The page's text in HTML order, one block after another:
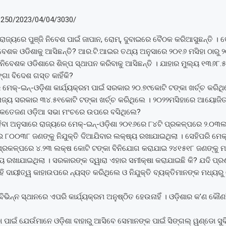
2023/04/04/3030/
ପୁଞ୍ଜି ନିବେଶ ପାଇଁ ଜାପାନ, ରୋମ୍‌, ଦୁବାଇରେ ବୈଠକ କରିଆସୁଛନ୍ତି ।
ଓଡିଶାକୁ ଆସିଛନ୍ତି? ଆର.ଟି.ଆଇର ତଥ୍ୟ ଅନୁସାରେ ୨୦୧୬ ମସିହା ଠାରୁ
ଓଡିଶାରେ ଶିଳ୍ପ ସ୍ଥାପନ କରିବାକୁ ଆସିଛନ୍ତି । ଯାହାର ମୁଲ୍ୟ
ବିଦେଶ ଗସ୍ତ କାହିଁକି?
ମେକ୍‌-ଇନ୍‌-ଓଡ଼ିଶା କାର୍ଯ୍ୟକ୍ରମ ପାଇଁ ସରକାର ୨୦.୭୯କୋଟି ଟଙ୍କା ଖର୍ଚ୍ଚ
ସରକାର ୩୪.୫୧କୋଟି ଟଙ୍କା ଖର୍ଚ୍ଚ କରିଥିଲେ । ୨୦୨୨ମସିହାରେ
ଓଡ଼ିଆ ସଭା ମଂଚରେ ଉପରେ ବସିଥିଲେ?
ଅନୁସାରେ ରାଜ୍ୟରେ ମେକ୍‌-ଇନ୍‌-ଓଡ଼ିଶା ୨୦୧୬ରେ ୮୪ଟି ପ୍ରକଳ୍ପରେ
୮୦୦୩୮ ଜଣଙ୍କୁ ନିଯୁକ୍ତି ଦିଆଯିବାର ଲକ୍ଷ୍ୟ ରଖାଯାଇଥିଲା । ସେହିପରି
୪.୨୩ ଲକ୍ଷ କୋଟି ଟଙ୍କା ବିନିଯୋଗ କରାଯାଇ ୨୪୧୫୧୮ ଜଣଙ୍କୁ
। ସରକାରଙ୍କ ଦ୍ୱାରା ଏହାର ସମୀକ୍ଷା କରାଯାଇଛି କି? ଯଦି
ଦାୟୀତ୍ୱ କାହାଉପରେ ନ୍ୟସ୍ତ କରିଥିଲେ ଓ ନିଯୁକ୍ତି ବ୍ୟକ୍ତିମାନଙ୍କ ମଧ୍ୟରୁ
ସ୍ଥାନରେ ଏପରି କାର୍ଯ୍ୟକ୍ରମ ଅନୁଷ୍ଠିତ ହେଉନାହିଁ । ଓଡ଼ିଶାର କ’ଣ
ଯେଉଁମାନେ ଓଡ଼ିଶା ବାହାରୁ ଆସିବେ ସେମାନଙ୍କ ପାଇଁ ସିଙ୍ଗଲ୍ ୱଣ୍ଡୋ